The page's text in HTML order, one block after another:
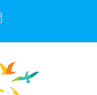
E-